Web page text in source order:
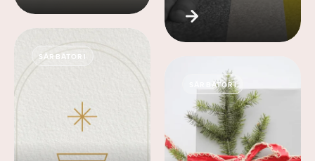
SĂRBĂTORI
SĂRBĂTORI